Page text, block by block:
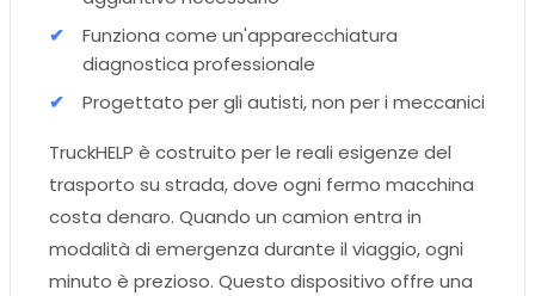
Funziona come un'apparecchiatura
diagnostica professionale
Progettato per gli autisti, non per i meccanici
TruckHELP è costruito per le reali esigenze del
trasporto su strada, dove ogni fermo macchina
costa denaro. Quando un camion entra in
modalità di emergenza durante il viaggio, ogni
minuto è prezioso. Questo dispositivo offre una